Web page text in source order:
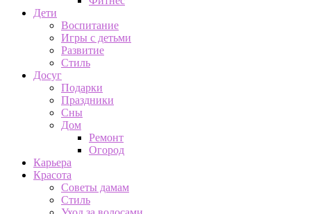
Дети
Воспитание
Игры с детьми
Развитие
Стиль
Досуг
Подарки
Праздники
Сны
Дом
Ремонт
Огород
Карьера
Красота
Советы дамам
Стиль